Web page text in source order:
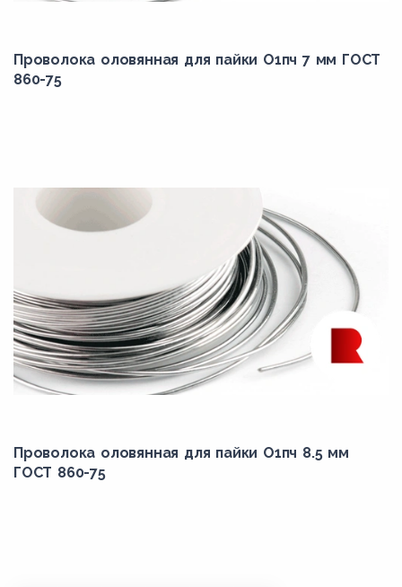
Проволока оловянная для пайки О1пч 7 мм ГОСТ
860-75
Проволока оловянная для пайки О1пч 8.5 мм
ГОСТ 860-75